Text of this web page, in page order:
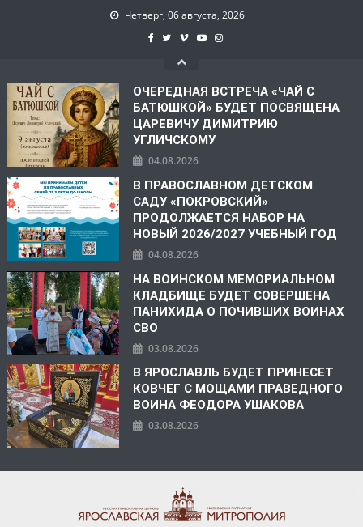
Четверг, 06 августа, 2026
ОЧЕРЕДНАЯ ВСТРЕЧА «ЧАЙ С
БАТЮШКОЙ» БУДЕТ ПОСВЯЩЕНА
ЦАРЕВИЧУ ДИМИТРИЮ
УГЛИЧСКОМУ
04.08.2026
В ПРАВОСЛАВНОМ ДЕТСКОМ
САДУ «ПОКРОВСКИЙ»
ПРОДОЛЖАЕТСЯ НАБОР НА
НОВЫЙ 2026/2027 УЧЕБНЫЙ ГОД
04.08.2026
НА ВОИНСКОМ МЕМОРИАЛЬНОМ
КЛАДБИЩЕ БУДЕТ СОВЕРШЕНА
ПАНИХИДА О ПОЧИВШИХ ВОИНАХ
СВО
03.08.2026
В ЯРОСЛАВЛЬ БУДЕТ ПРИНЕСЕТ
КОВЧЕГ С МОЩАМИ ПРАВЕДНОГО
ВОИНА ФЕОДОРА УШАКОВА
03.08.2026